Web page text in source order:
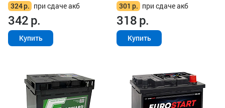
324р. при сдаче акб
342р.
Купить
301 р. при сдаче акб
318р.
Купить